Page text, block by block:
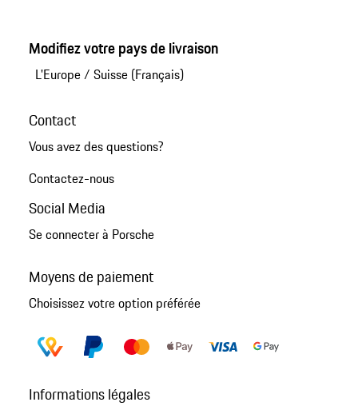
Modifiez votre pays de livraison
L'Europe/ Suisse (Français)
Contact
Vous avez des questions?
Contactez-nous
Social Media
Se connecter à Porsche
Moyens de paiement
Choisissez votre option préférée
Informations légales